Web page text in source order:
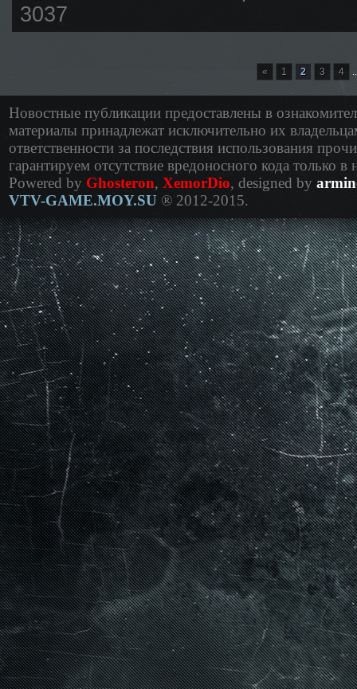
3037
« 1 2 3 4
Новостные публикации предоставлены в
материалы принадлежат исключительно их
ответственности за последствия использования
гарантируем отсутствие вредоносного кода только
Powered by Ghosteron, XemorDio, designed by
VTV-GAME.MOY.SU ® 2012-2015.